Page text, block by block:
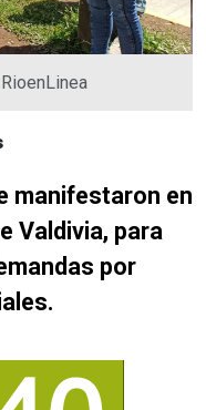
manifestaron en
Valdivia, para
por